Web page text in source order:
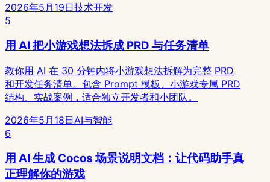
2026年5月19日技术开发
5
用 AI 把小游戏想法拆成 PRD 与任务清单
教你用 AI 在 30 分钟内将小游戏想法拆解为完整 PRD
和开发任务清单。包含 Prompt 模板、小游戏专属 PRD
结构、实战案例，适合独立开发者和小团队。
2026年5月18日AI与智能
6
用 AI 生成 Cocos 场景说明文档：让代码助手真
正理解你的游戏